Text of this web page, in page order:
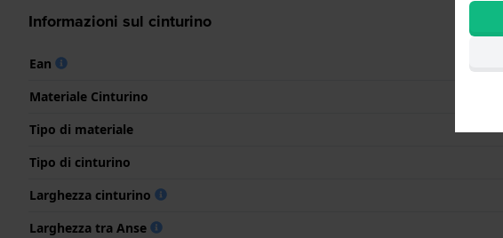
Informazioni sul cinturino
Ean
Materiale Cinturino
Tipo di materiale
Tipo di cinturino
Larghezza cinturino
Larghezza tra Anse